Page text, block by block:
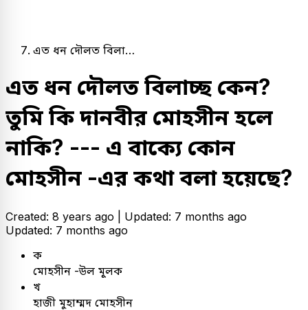
এত ধন দৌলত বিলা…
এত ধন দৌলত বিলাচ্ছ কেন?
তুমি কি দানবীর মোহসীন হলে
নাকি? --- এ বাক্যে কোন
মোহসীন -এর কথা বলা হয়েছে?
Created: 8 years ago | Updated: 7 months ago
Updated: 7 months ago
ক
মোহসীন -উল মূূলক
খ
হাজী মুহাম্মদ মোহসীন